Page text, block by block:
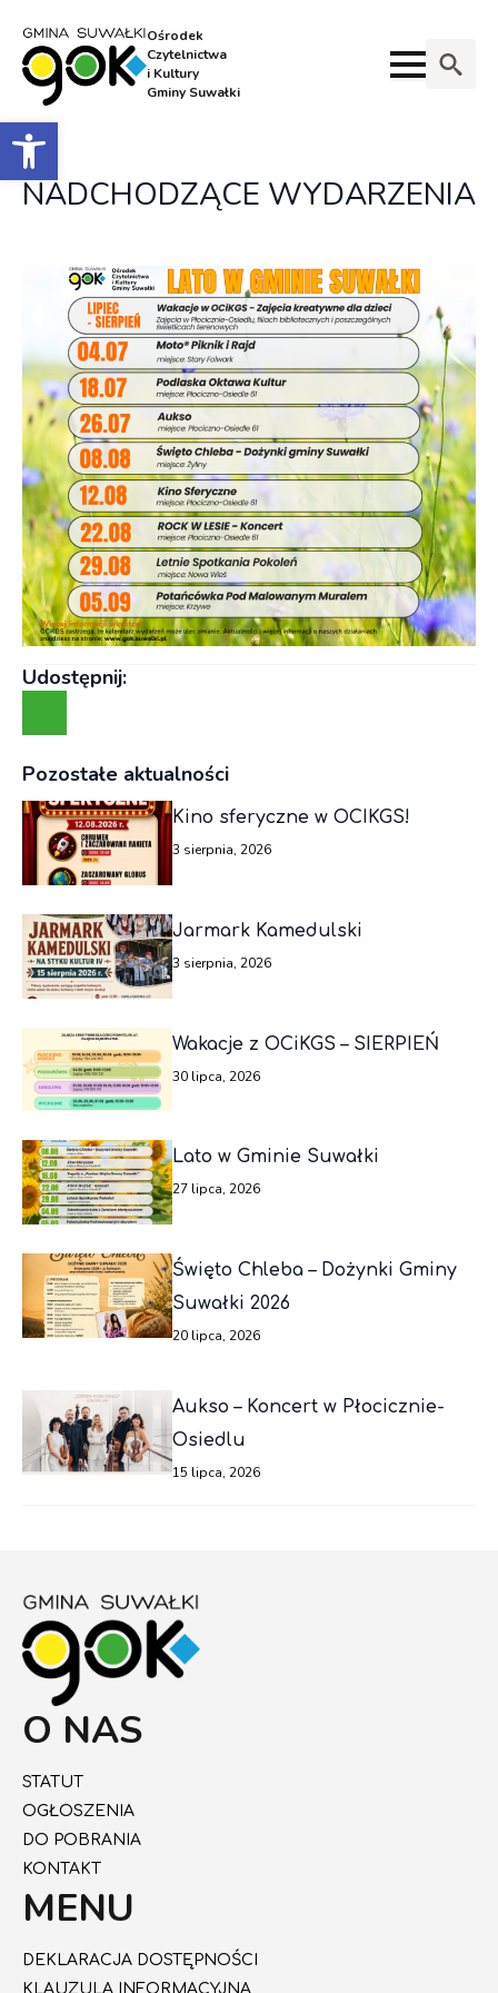
Otwórz pasek narzędzi
Ośrodek
Czytelnictwa
i Kultury
Gminy Suwałki
NADCHODZĄCE WYDARZENIA
Udostępnij:
Pozostałe aktualności
Kino sferyczne w OCIKGS!
3 sierpnia, 2026
Jarmark Kamedulski
3 sierpnia, 2026
Wakacje z OCiKGS – SIERPIEŃ
30 lipca, 2026
Lato w Gminie Suwałki
27 lipca, 2026
Święto Chleba – Dożynki Gminy
Suwałki 2026
20 lipca, 2026
Aukso – Koncert w Płocicznie-
Osiedlu
15 lipca, 2026
O NAS
STATUT
OGŁOSZENIA
DO POBRANIA
KONTAKT
MENU
DEKLARACJA DOSTĘPNOŚCI
KLAUZULA INFORMACYJNA